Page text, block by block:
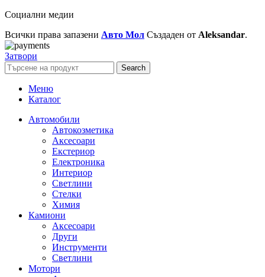
Социални медии
Всички права запазени Авто Мол Създаден от Aleksandar.
Затвори
Search
Меню
Каталог
Автомобили
Автокозметика
Аксесоари
Екстериор
Електроника
Интериор
Светлини
Стелки
Химия
Камиони
Аксесоари
Други
Инструменти
Светлини
Мотори